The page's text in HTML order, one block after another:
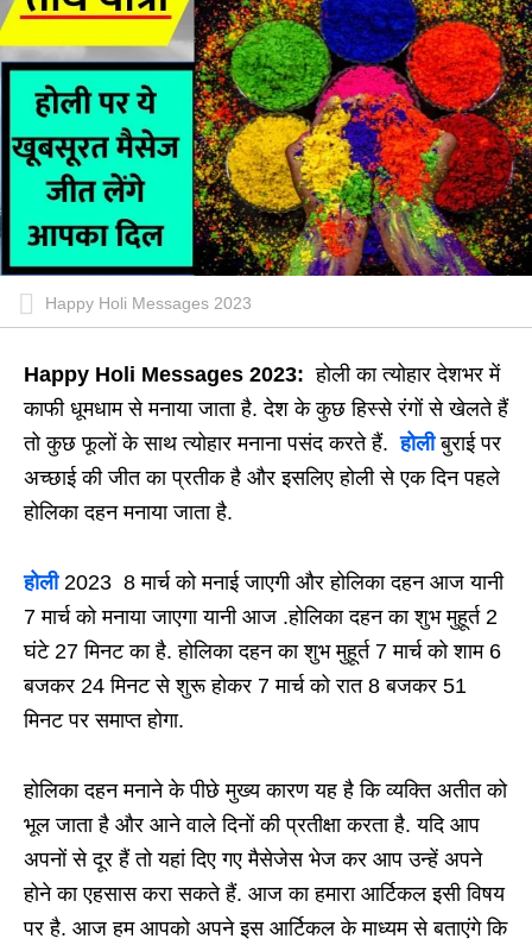
Happy Holi Messages 2023
Happy Holi Messages 2023: होली का त्योहार देशभर में
काफी धूमधाम से मनाया जाता है. देश के कुछ हिस्से रंगों से खेलते हैं
तो कुछ फूलों के साथ त्योहार मनाना पसंद करते हैं.होलीबुराई पर
अच्छाई की जीत का प्रतीक है और इसलिए होली से एक दिन पहले
होलिका दहन मनाया जाता है.
होली2023 8 मार्च को मनाई जाएगी और होलिका दहन आज यानी
7 मार्च को मनाया जाएगा यानी आज .होलिका दहन का शुभ मुहूर्त 2
घंटे 27 मिनट का है. होलिका दहन का शुभ मुहूर्त 7 मार्च को शाम 6
बजकर 24 मिनट से शुरू होकर 7 मार्च को रात 8 बजकर 51
मिनट पर समाप्त होगा.
होलिका दहन मनाने के पीछे मुख्य कारण यह है कि व्यक्ति अतीत को
भूल जाता है और आने वाले दिनों की प्रतीक्षा करता है. यदि आप
अपनों से दूर हैं तो यहां दिए गए मैसेजेस भेज कर आप उन्हें अपने
होने का एहसास करा सकते हैं. आज का हमारा आर्टिकल इसी विषय
पर है. आज हम आपको अपने इस आर्टिकल के माध्यम से बताएंगे कि